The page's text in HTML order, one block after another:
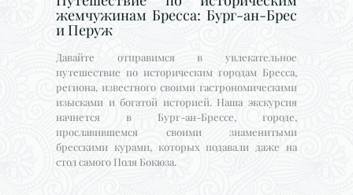
жемчужинам Бресса: Бург-ан-Брес
и Перуж
Давайте отправимся в увлекательное
путешествие по историческим городам Бресса,
региона, известного своими гастрономическими
изысками и богатой историей. Наша экскурсия
начнется в Бург-ан-Брессе, городе,
прославившемся своими знаменитыми
бресскими курами, которых подавали даже на
стол самого Поля Бокюза.